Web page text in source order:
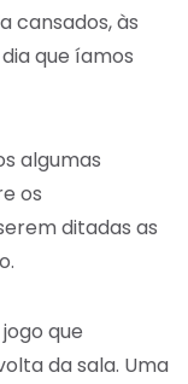
cansados, às
que íamos
algumas
os
ditadas as
que
da sala. Uma